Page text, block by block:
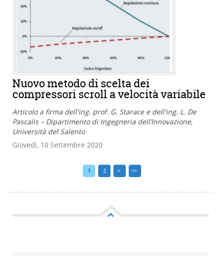
Nuovo metodo di scelta dei
compressori scroll a velocità variabile
Articolo a firma dell'ing. prof. G. Starace e dell'ing. L. De
Pascalis – Dipartimento di Ingegneria dell’Innovazione,
Università del Salento
Giovedì, 10 Settembre 2020
1 2 > >>